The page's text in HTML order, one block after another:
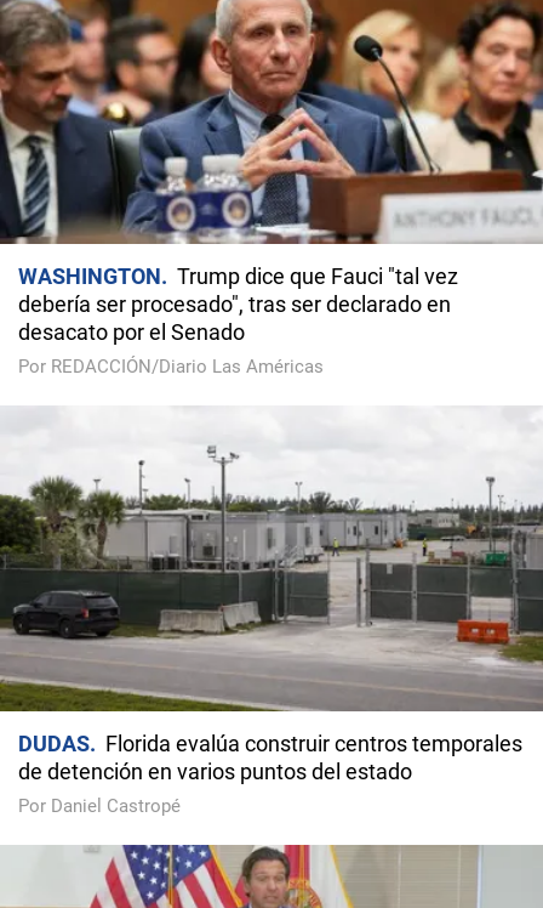
WASHINGTON
Trump dice que Fauci "tal vez
debería ser procesado", tras ser declarado en
desacato por el Senado
Por REDACCIÓN/Diario Las Américas
DUDAS
Florida evalúa construir centros temporales
de detención en varios puntos del estado
Por Daniel Castropé